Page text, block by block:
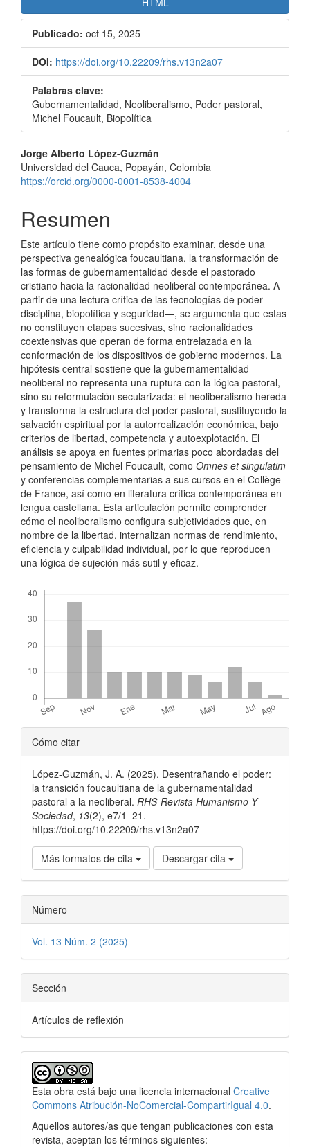
Publicado: oct 15, 2025
DOI: https://doi.org/10.22209/rhs.v13n2a07
Palabras clave:
Gubernamentalidad, Neoliberalismo, Poder pastoral,
Michel Foucault, Biopolítica
Contenido
principal
artículo
Jorge Alberto López-Guzmán
Universidad del Cauca, Popayán, Colombia
https://orcid.org/0000-0001-8538-4004
Resumen
Este artículo tiene como propósito examinar, desde una
perspectiva genealógica foucaultiana, la transformación de
las formas de gubernamentalidad desde el pastorado
cristiano hacia la racionalidad neoliberal contemporánea. A
partir de una lectura crítica de las tecnologías de poder —
disciplina, biopolítica y seguridad—, se argumenta que estas
no constituyen etapas sucesivas, sino racionalidades
coextensivas que operan de forma entrelazada en la
conformación de los dispositivos de gobierno modernos. La
hipótesis central sostiene que la gubernamentalidad
neoliberal no representa una ruptura con la lógica pastoral,
sino su reformulación secularizada: el neoliberalismo hereda
y transforma la estructura del poder pastoral, sustituyendo la
salvación espiritual por la autorrealización económica, bajo
criterios de libertad, competencia y autoexplotación. El
análisis se apoya en fuentes primarias poco abordadas del
pensamiento de Michel Foucault, como Omnes et singulatim
y conferencias complementarias a sus cursos en el Collège
de France, así como en literatura crítica contemporánea en
lengua castellana. Esta articulación permite comprender
cómo el neoliberalismo configura subjetividades que, en
nombre de la libertad, internalizan normas de rendimiento,
eficiencia y culpabilidad individual, por lo que reproducen
una lógica de sujeción más sutil y eficaz.
Detalles
del
artículo
Cómo citar
López-Guzmán, J. A. (2025). Desentrañando el poder:
la transición foucaultiana de la gubernamentalidad
pastoral a la neoliberal. RHS-Revista Humanismo Y
Sociedad, 13(2), e7/1–21.
https://doi.org/10.22209/rhs.v13n2a07
Más formatos de cita Descargar cita
Número
Vol. 13 Núm. 2 (2025)
Sección
Artículos de reflexión
Esta obra está bajo una licencia internacional Creative
Commons Atribución-NoComercial-CompartirIgual 4.0.
Aquellos autores/as que tengan publicaciones con esta
revista, aceptan los términos siguientes: